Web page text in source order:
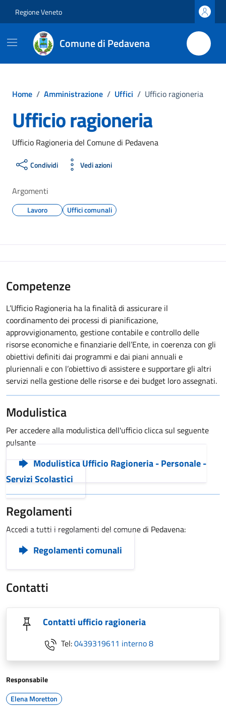
Regione Veneto
Comune di Pedavena
Home / Amministrazione / Uffici / Ufficio ragioneria
Ufficio ragioneria
Ufficio Ragioneria del Comune di Pedavena
Condividi Vedi azioni
Argomenti
Lavoro Uffici comunali
Competenze
L’Ufficio Ragioneria ha la finalità di assicurare il
coordinamento dei processi di pianificazione,
approvvigionamento, gestione contabile e controllo delle
risorse economiche e finanziarie dell’Ente, in coerenza con gli
obiettivi definiti dai programmi e dai piani annuali e
pluriennali e con l’obiettivo di assistere e supportare gli altri
servizi nella gestione delle risorse e dei budget loro assegnati.
Modulistica
Per accedere alla modulistica dell'ufficio clicca sul seguente
pulsante
Modulistica Ufficio Ragioneria - Personale -
Servizi Scolastici
Regolamenti
Accedi a tutti i regolamenti del comune di Pedavena:
Regolamenti comunali
Contatti
Contatti ufficio ragioneria
Tel:0439319611 interno 8
Responsabile
Elena Moretton